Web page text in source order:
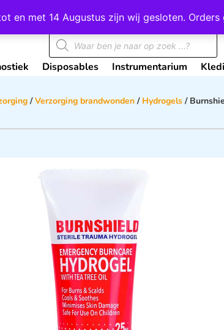
en met 14 Augustus zijn wij gesloten.
een 4,8 op Google
Disposables Instrumentarium
/Verzorging brandwonden / Hydrogels /